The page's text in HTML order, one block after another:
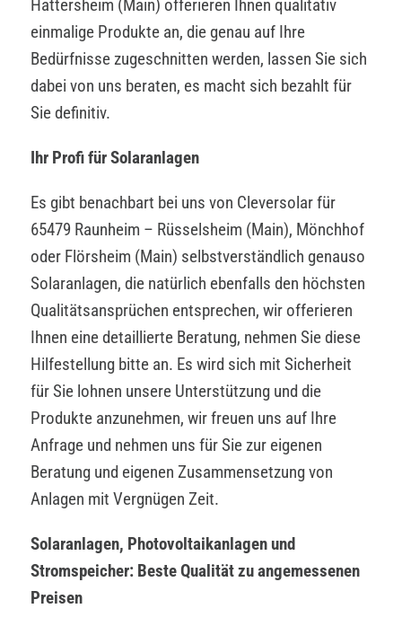
Hattersheim (Main) offerieren Ihnen qualitativ
einmalige Produkte an, die genau auf Ihre
Bedürfnisse zugeschnitten werden, lassen Sie sich
dabei von uns beraten, es macht sich bezahlt für
Sie definitiv.
Ihr Profi für Solaranlagen
Es gibt benachbart bei uns von Cleversolar für
65479 Raunheim – Rüsselsheim (Main), Mönchhof
oder Flörsheim (Main) selbstverständlich genauso
Solaranlagen, die natürlich ebenfalls den höchsten
Qualitätsansprüchen entsprechen, wir offerieren
Ihnen eine detaillierte Beratung, nehmen Sie diese
Hilfestellung bitte an. Es wird sich mit Sicherheit
für Sie lohnen unsere Unterstützung und die
Produkte anzunehmen, wir freuen uns auf Ihre
Anfrage und nehmen uns für Sie zur eigenen
Beratung und eigenen Zusammensetzung von
Anlagen mit Vergnügen Zeit.
Solaranlagen, Photovoltaikanlagen und
Stromspeicher: Beste Qualität zu angemessenen
Preisen